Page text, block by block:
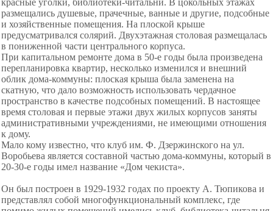
красные уголки, библиотеки-читальни. В цокольных этажах
размещались душевые, прачечные, ванные и другие, подсобные
и хозяйственные помещения. На плоской крыше
предусматривался солярий. Двухэтажная столовая размещалась
в пониженной части центрального корпуса.
При капитальном ремонте дома в 50-е годы была произведена
перепланировка квартир, несколько изменился и внешний
облик дома-коммуны: плоская крыша была заменена на
скатную, что дало возможность использовать чердачное
пространство в качестве подсобных помещений. В настоящее
время столовая и первые этажи двух жилых корпусов заняты
административными учреждениями, не имеющими отношения
к дому.
Мало кому известно, что клуб им. Ф. Дзержинского на ул.
Воробьева является составной частью дома-коммуны, который в
20-30-е годы имел название «Дом чекиста».
Он был построен в 1929-1932 годах по проекту А. Тюпикова и
представлял собой многофункциональный комплекс, где